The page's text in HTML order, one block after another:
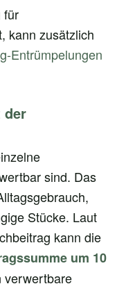
für
kann zusätzlich
Entrümpelungen
der
sind. Das
Stücke. Laut
kann die
um 10
verwertbare